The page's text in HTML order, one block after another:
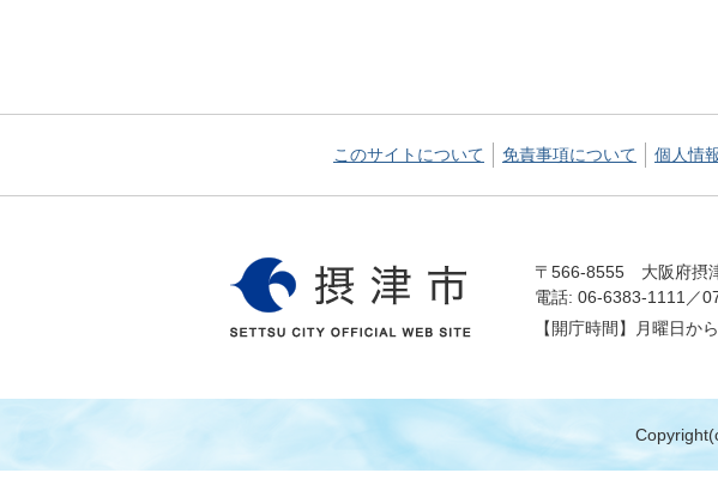
このサイトについて 免責事項について 個人情
〒566-8555 大阪府摂
電話: 06-6383-1111／
【開庁時間】月曜日か